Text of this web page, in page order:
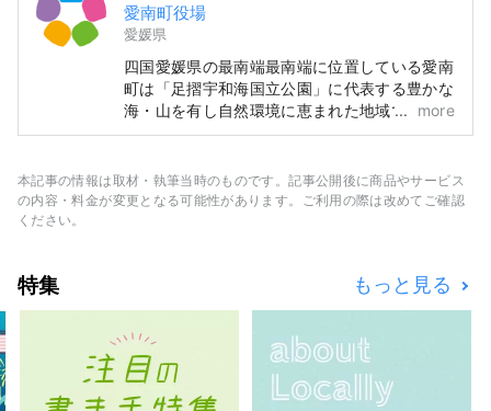
愛南町役場
愛媛県
四国愛媛県の最南端最南端に位置している愛南
町は「足摺宇和海国立公園」に代表する豊かな
海・山を有し自然環境に恵まれた地域です。気
候は四季を通じて温暖でサンゴや熱帯魚などを
more
本記事の情報は取材・執筆当時のものです。記事公開後に商品やサービス
の内容・料金が変更となる可能性があります。ご利用の際は改めてご確認
ください。
特集 もっと見る